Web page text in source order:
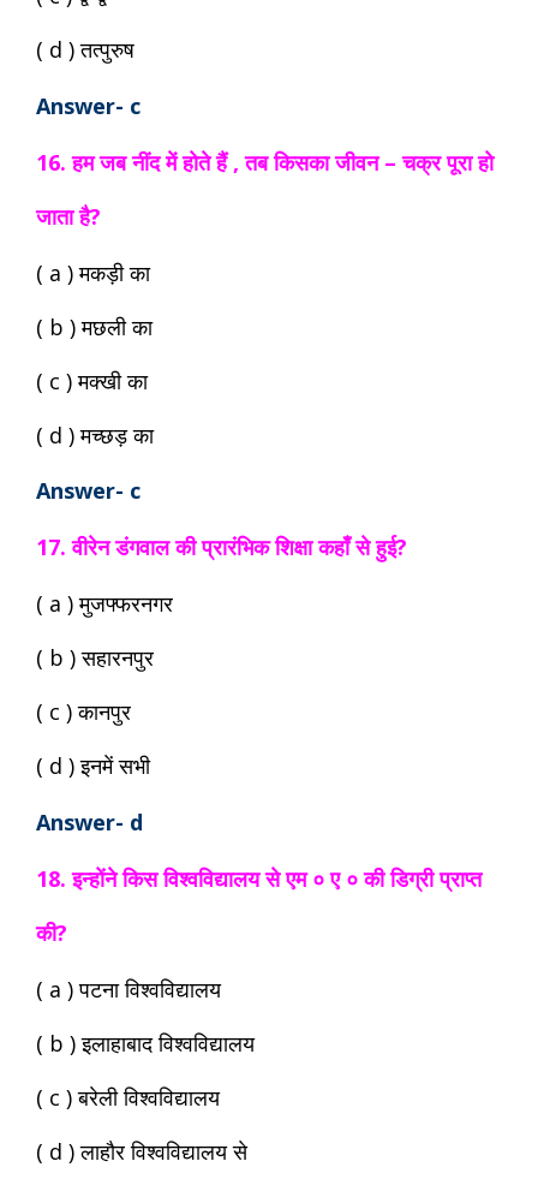
( d ) तत्पुरुष
Answer- c
16. हम जब नींद में होते हैं , तब किसका जीवन – चक्र पूरा हो
जाता है?
( a ) मकड़ी का
( b ) मछली का
( c ) मक्खी का
( d ) मच्छड़ का
Answer- c
17. वीरेन डंगवाल की प्रारंभिक शिक्षा कहाँ से हुई?
( a ) मुजफ्फरनगर
( b ) सहारनपुर
( c ) कानपुर
( d ) इनमें सभी
Answer- d
18. इन्होंने किस विश्वविद्यालय से एम ० ए ० की डिग्री प्राप्त
की?
( a ) पटना विश्वविद्यालय
( b ) इलाहाबाद विश्वविद्यालय
( c ) बरेली विश्वविद्यालय
( d ) लाहौर विश्वविद्यालय से